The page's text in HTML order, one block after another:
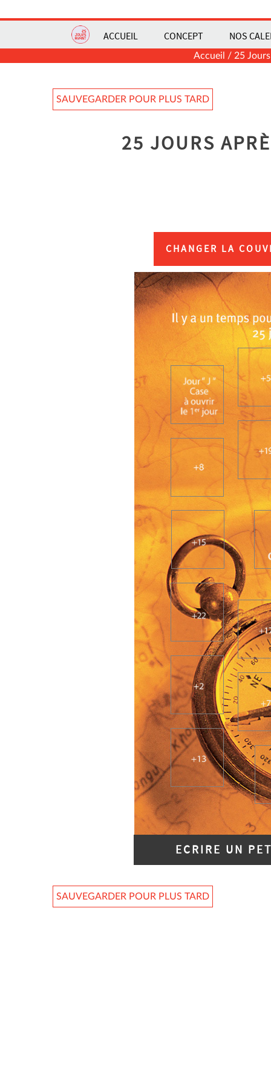
ACCUEIL CONCEPT NOS
Accueil / 25
SAUVEGARDER POUR PLUS TARD
25 JOURS
CHANGER LA
ECRIRE UN
SAUVEGARDER POUR PLUS TARD